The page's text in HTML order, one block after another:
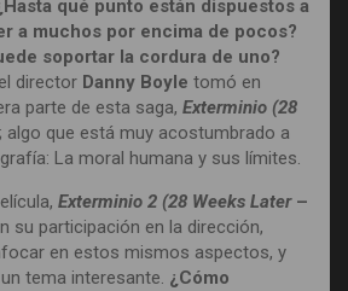
qué punto están dispuestos a
a muchos por encima de pocos?
soportar la cordura de uno?
director Danny Boyle tomó en
parte de esta saga, Exterminio (28
; algo que está muy acostumbrado a
La moral humana y sus límites.
Exterminio 2 (28 Weeks Later–
su participación en la dirección,
en estos mismos aspectos, y
tema interesante. ¿Cómo